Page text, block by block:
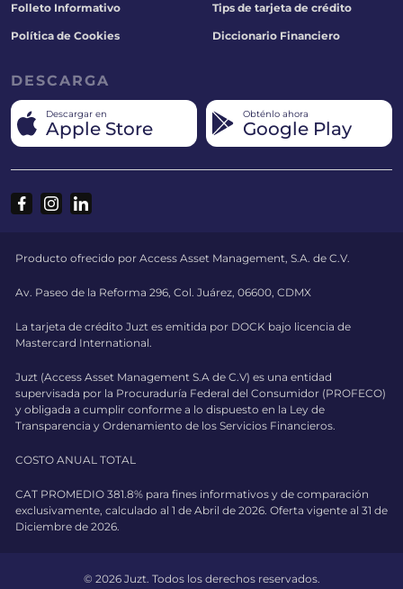
Folleto Informativo
Política de Cookies
Tips de tarjeta de crédito
Diccionario Financiero
DESCARGA
Descargar en
Apple Store
Obténlo ahora
Google Play
Producto ofrecido por Access Asset Management, S.A. de C.V.
Av. Paseo de la Reforma 296, Col. Juárez, 06600, CDMX
La tarjeta de crédito Juzt es emitida por DOCK bajo licencia de
Mastercard International.
Juzt (Access Asset Management S.A de C.V) es una entidad
supervisada por la Procuraduría Federal del Consumidor (PROFECO)
y obligada a cumplir conforme a lo dispuesto en la Ley de
Transparencia y Ordenamiento de los Servicios Financieros.
COSTO ANUAL TOTAL
CAT PROMEDIO 381.8% para fines informativos y de comparación
exclusivamente, calculado al 1 de Abril de 2026. Oferta vigente al 31 de
Diciembre de 2026.
© 2026 Juzt. Todos los derechos reservados.